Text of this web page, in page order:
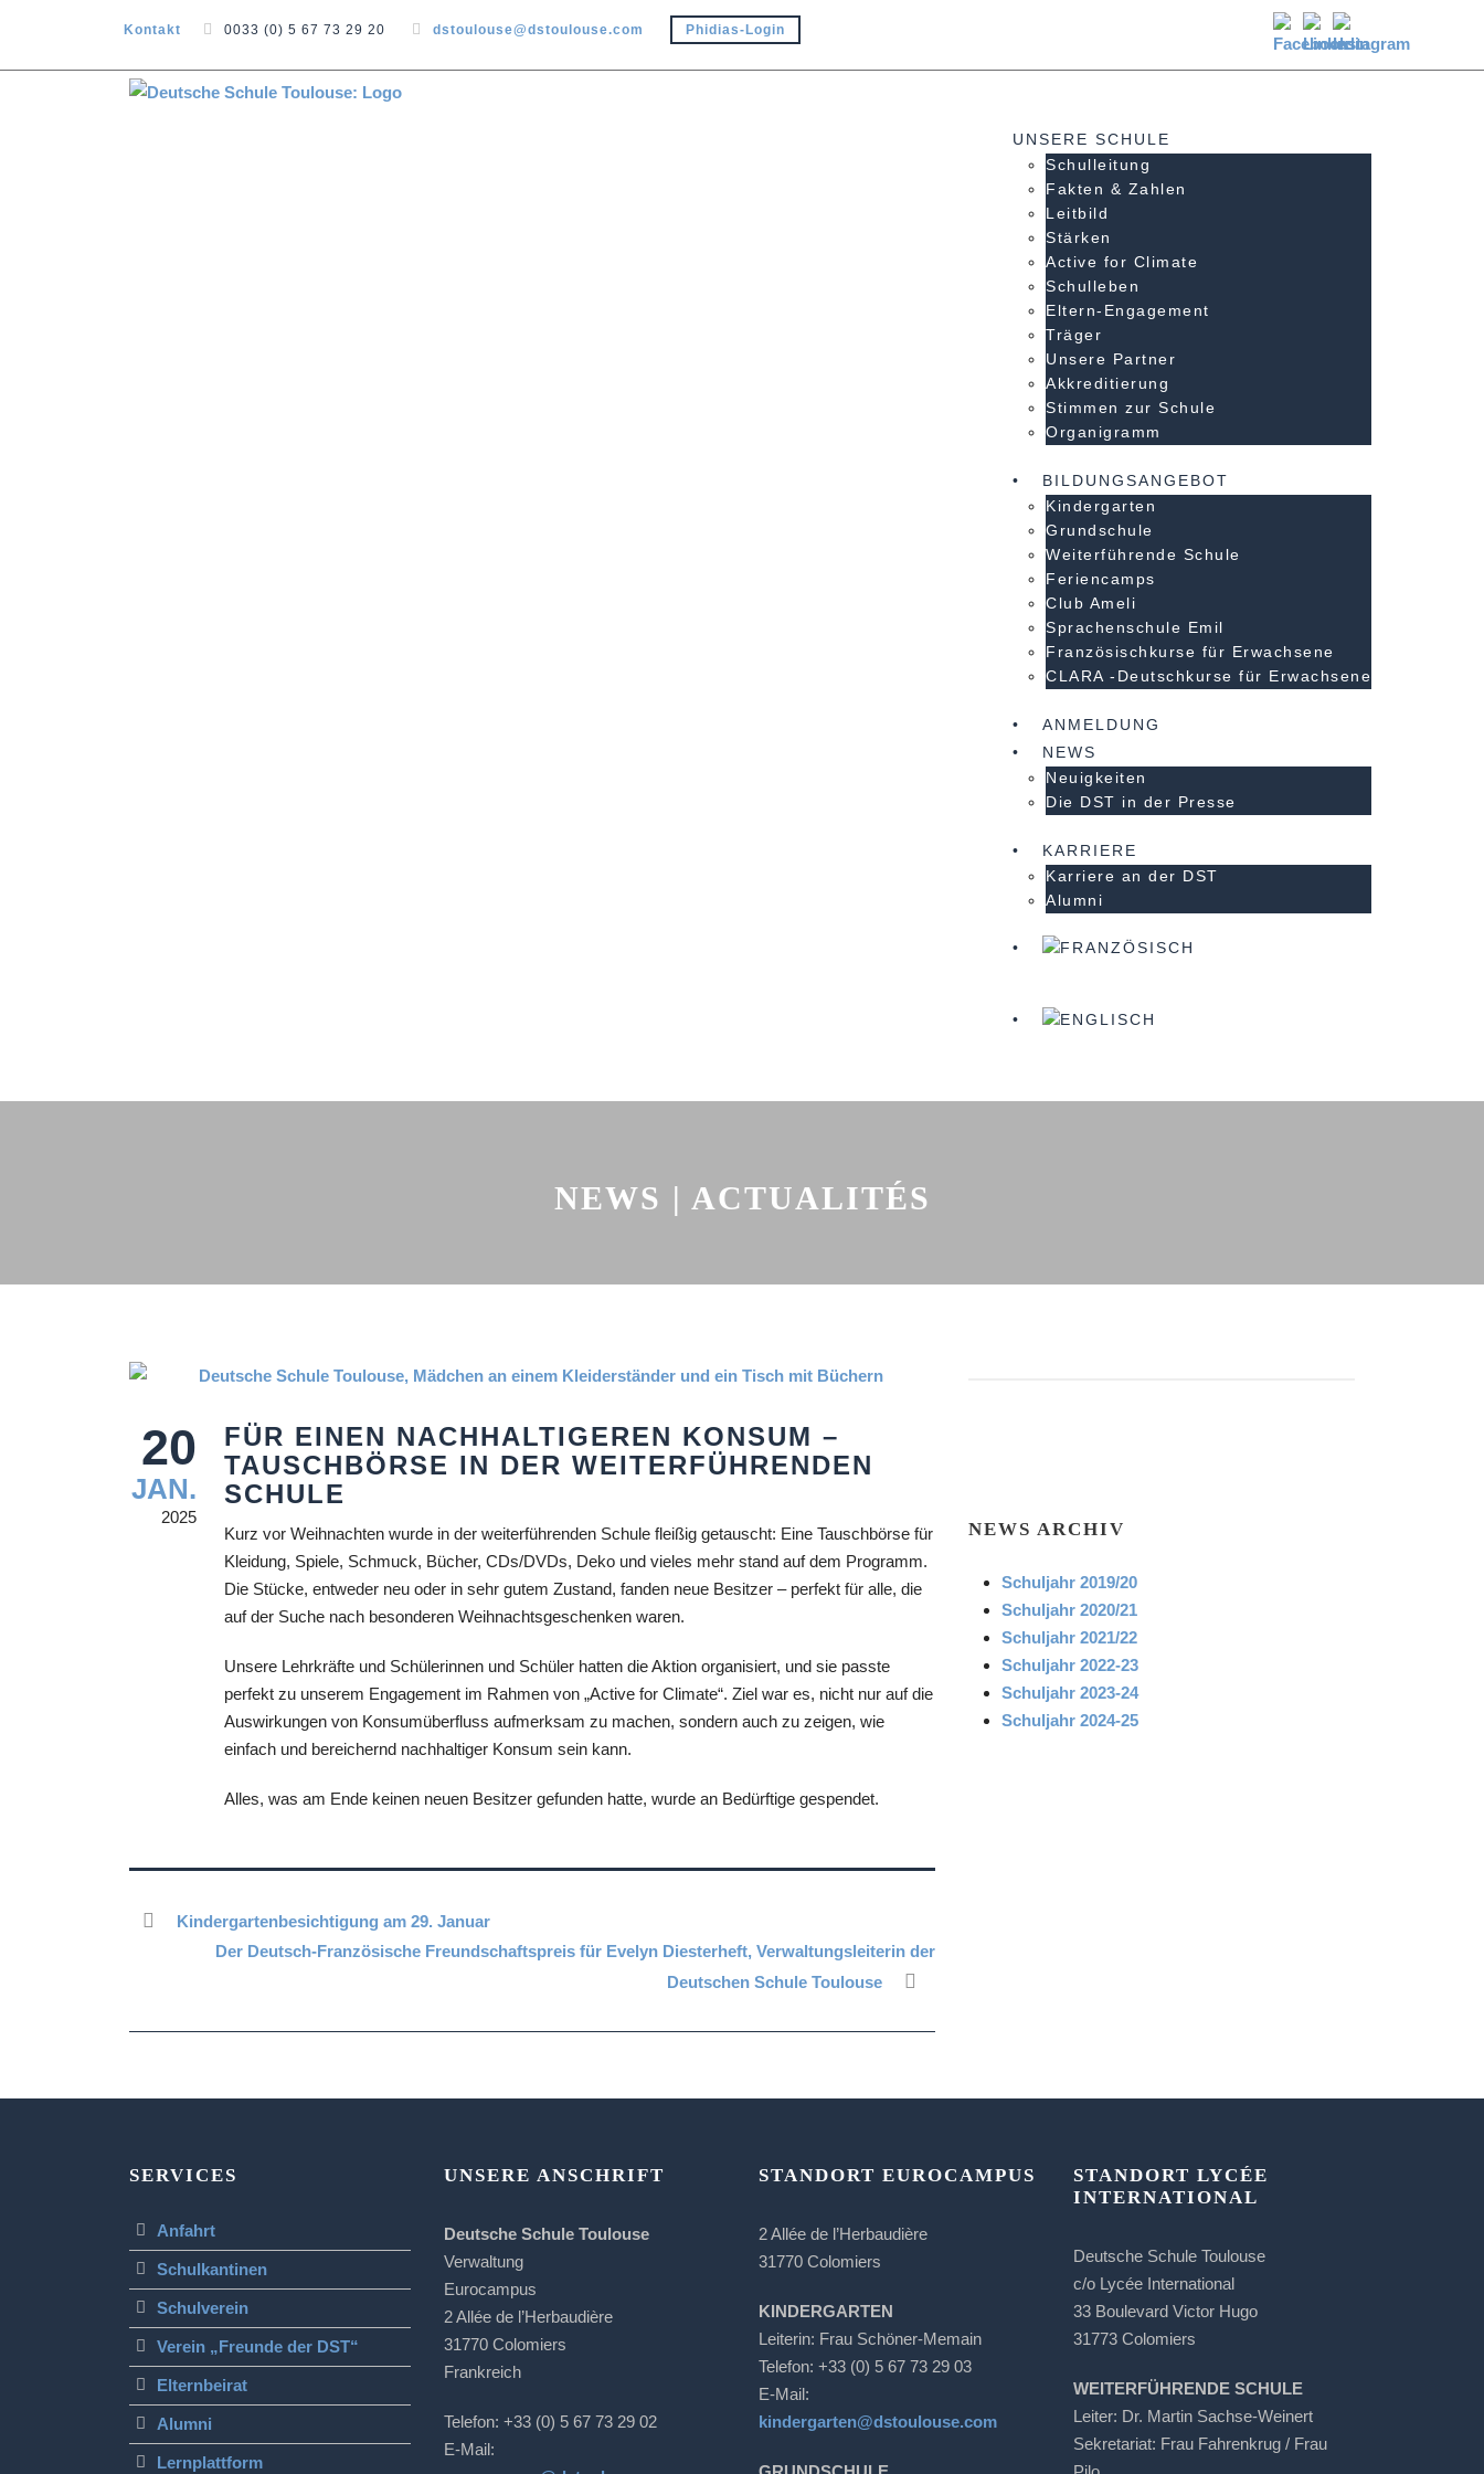
Kontakt 0033 (0) 5 67 73 29 20 dstoulouse@dstoulouse.com Phidias-Login
UNSERE SCHULE
Schulleitung
Fakten & Zahlen
Leitbild
Stärken
Active for Climate
Schulleben
Eltern-Engagement
Träger
Unsere Partner
Akkre­di­tier­ung
Stimmen zur Schule
Organigramm
BILDUNGSANGEBOT
Kindergarten
Grundschule
Weiterführende Schule
Feriencamps
Club Ameli
Sprachenschule Emil
Französischkurse für Erwachsene
CLARA -Deutschkurse für Erwachsene
ANMELDUNG
NEWS
Neuigkeiten
Die DST in der Presse
KARRIERE
Karriere an der DST
Alumni
NEWS | ACTUALITÉS
20
JAN.
2025
FÜR EINEN NACHHALTIGEREN KONSUM –
TAUSCHBÖRSE IN DER WEITERFÜHRENDEN
SCHULE
Kurz vor Weihnachten wurde in der weiterführenden Schule fleißig getauscht: Eine Tauschbörse für
Kleidung, Spiele, Schmuck, Bücher, CDs/DVDs, Deko und vieles mehr stand auf dem Programm.
Die Stücke, entweder neu oder in sehr gutem Zustand, fanden neue Besitzer – perfekt für alle, die
auf der Suche nach besonderen Weihnachtsgeschenken waren.
Unsere Lehrkräfte und Schülerinnen und Schüler hatten die Aktion organisiert, und sie passte
perfekt zu unserem Engagement im Rahmen von „Active for Climate“. Ziel war es, nicht nur auf die
Auswirkungen von Konsumüberfluss aufmerksam zu machen, sondern auch zu zeigen, wie
einfach und bereichernd nachhaltiger Konsum sein kann.
Alles, was am Ende keinen neuen Besitzer gefunden hatte, wurde an Bedürftige gespendet.
Kindergartenbesichtigung am 29. Januar
Der Deutsch-Französische Freundschaftspreis für Evelyn Diesterheft, Verwaltungsleiterin der
Deutschen Schule Toulouse
NEWS ARCHIV
Schuljahr 2019/20
Schuljahr 2020/21
Schuljahr 2021/22
Schuljahr 2022-23
Schuljahr 2023-24
Schuljahr 2024-25
SERVICES
Anfahrt
Schulkantinen
Schulverein
Verein „Freunde der DST“
Elternbeirat
Alumni
Lernplattform
UNSERE ANSCHRIFT
Deutsche Schule Toulouse
Verwaltung
Eurocampus
2 Allée de l’Herbaudière
31770 Colomiers
Frankreich
Telefon: +33 (0) 5 67 73 29 02
E-Mail:
STANDORT EUROCAMPUS
2 Allée de l’Herbaudière
31770 Colomiers
KINDERGARTEN
Leiterin: Frau Schöner-Memain
Telefon: +33 (0) 5 67 73 29 03
E-Mail:
kindergarten@dstoulouse.com
STANDORT LYCÉE
INTERNATIONAL
Deutsche Schule Toulouse
c/o Lycée International
33 Boulevard Victor Hugo
31773 Colomiers
WEITERFÜHRENDE SCHULE
Leiter: Dr. Martin Sachse-Weinert
Sekretariat: Frau Fahrenkrug / Frau